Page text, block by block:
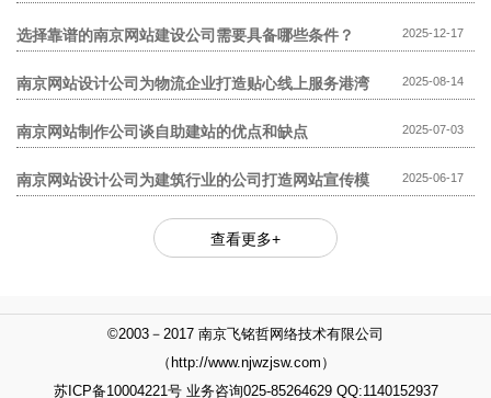
选择靠谱的南京网站建设公司需要具备哪些条件？ 2025-12-17
南京网站设计公司为物流企业打造贴心线上服务港湾 2025-08-14
南京网站制作公司谈自助建站的优点和缺点 2025-07-03
南京网站设计公司为建筑行业的公司打造网站宣传模
2025-06-17
查看更多+
©2003－2017 南京飞铭哲网络技术有限公司
（http://www.njwzjsw.com）
苏ICP备10004221号 业务咨询025-85264629 QQ:1140152937